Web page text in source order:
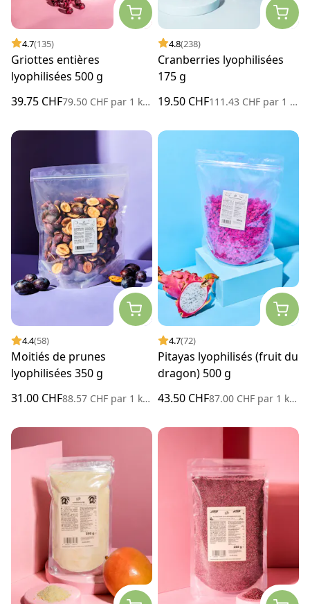
4.7(135)
Griottes entières
lyophilisées 500 g
39.75 CHF79.50 CHF par 1 kilogramme
4.8(238)
Cranberries lyophilisées
175 g
19.50 CHF111.43 CHF par 1 kilogramme
4.4(58)
Moitiés de prunes
lyophilisées 350 g
31.00 CHF88.57 CHF par 1 kilogramme
4.7(72)
Pitayas lyophilisés (fruit du
dragon) 500 g
43.50 CHF87.00 CHF par 1 kilogramme